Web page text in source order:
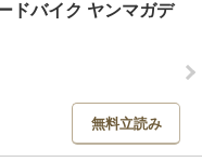
ドバイク ヤンマガデ
無料立読み